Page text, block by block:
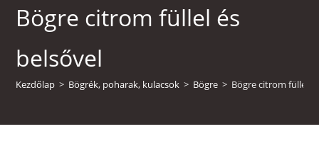
Bögre citrom füllel és
belsővel
Kezdőlap > Bögrék, poharak, kulacsok > Bögre > Bögre citrom füllel